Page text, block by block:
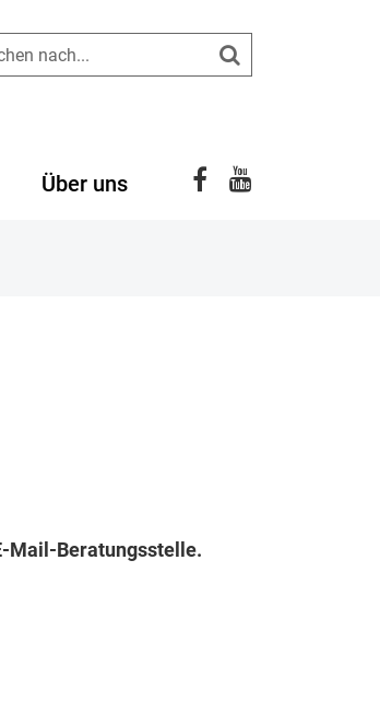
Suchen
Über uns Facebook
YouTube
Mail-Beratungsstelle.